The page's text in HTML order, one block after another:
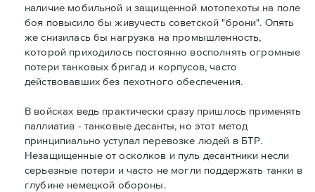
наличие мобильной и защищенной мотопехоты на поле
боя повысило бы живучесть советской "брони". Опять
же снизилась бы нагрузка на промышленность,
которой приходилось постоянно восполнять огромные
потери танковых бригад и корпусов, часто
действовавших без пехотного обеспечения.
В войсках ведь практически сразу пришлось применять
паллиатив - танковые десанты, но этот метод
принципиально уступал перевозке людей в БТР.
Незащищенные от осколков и пуль десантники несли
серьезные потери и часто не могли поддержать танки в
глубине немецкой обороны.